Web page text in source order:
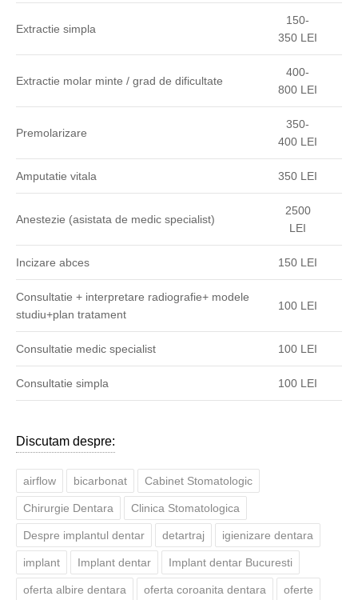
Extractie simpla
150-
350 LEI
Extractie molar minte / grad de dificultate
400-
800 LEI
Premolarizare
350-
400 LEI
Amputatie vitala 350 LEI
Anestezie (asistata de medic specialist)
2500
LEI
Incizare abces 150 LEI
Consultatie + interpretare radiografie+ modele
studiu+plan tratament
100 LEI
Consultatie medic specialist 100 LEI
Consultatie simpla 100 LEI
Discutam despre:
airflow bicarbonat Cabinet Stomatologic
Chirurgie Dentara Clinica Stomatologica
Despre implantul dentar detartraj igienizare dentara
implant Implant dentar Implant dentar Bucuresti
oferta albire dentara oferta coroanita dentara oferte